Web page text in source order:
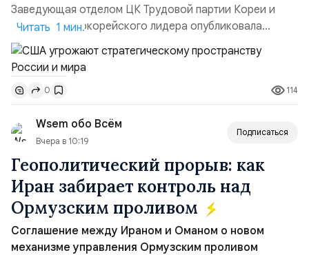
Заведующая отделом ЦК Трудовой партии Кореи и
сестра северокорейского лидера опубликовала
заявление для прессы в ответ на проведение Токио
совместных с флотом США запусков крылатых ракет
Томагавк.«Япония отбросила обманчивую видимость
„исключительно оборонительной страны“ и выносит
вопрос о собственном ядерном вооружении на
всеобщее обозрение, одновреме...
Читать 1 мин.
0 114
Wsem обо Всём
Вчера в 10:19
Подписаться
Геополитический прорыв: как
Иран забирает контроль над
Ормузским проливом
Соглашение между Ираном и Оманом о новом
механизме управления Ормузским проливом